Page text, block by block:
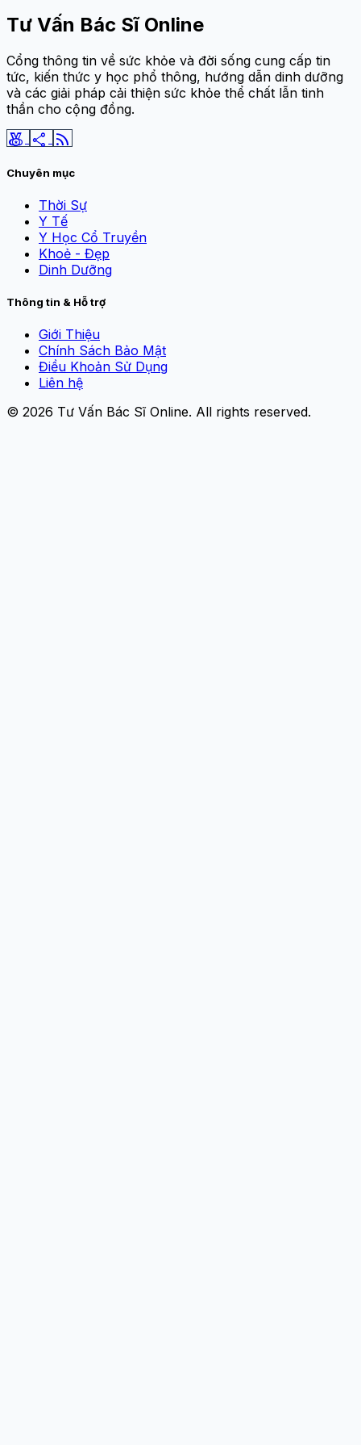
Tư Vấn Bác Sĩ Online
Cổng thông tin về sức khỏe và đời sống cung cấp tin
tức, kiến thức y học phổ thông, hướng dẫn dinh dưỡng
và các giải pháp cải thiện sức khỏe thể chất lẫn tinh
thần cho cộng đồng.
social_leaderboard share rss_feed
Chuyên mục
Thời Sự
Y Tế
Y Học Cổ Truyền
Khoẻ - Đẹp
Dinh Dưỡng
Thông tin & Hỗ trợ
Giới Thiệu
Chính Sách Bảo Mật
Điều Khoản Sử Dụng
Liên hệ
© 2026 Tư Vấn Bác Sĩ Online. All rights reserved.